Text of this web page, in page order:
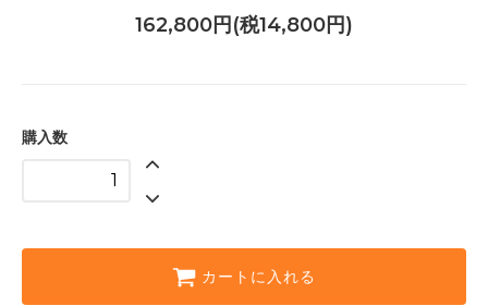
162,800円(税14,800円)
購入数
カートに入れる